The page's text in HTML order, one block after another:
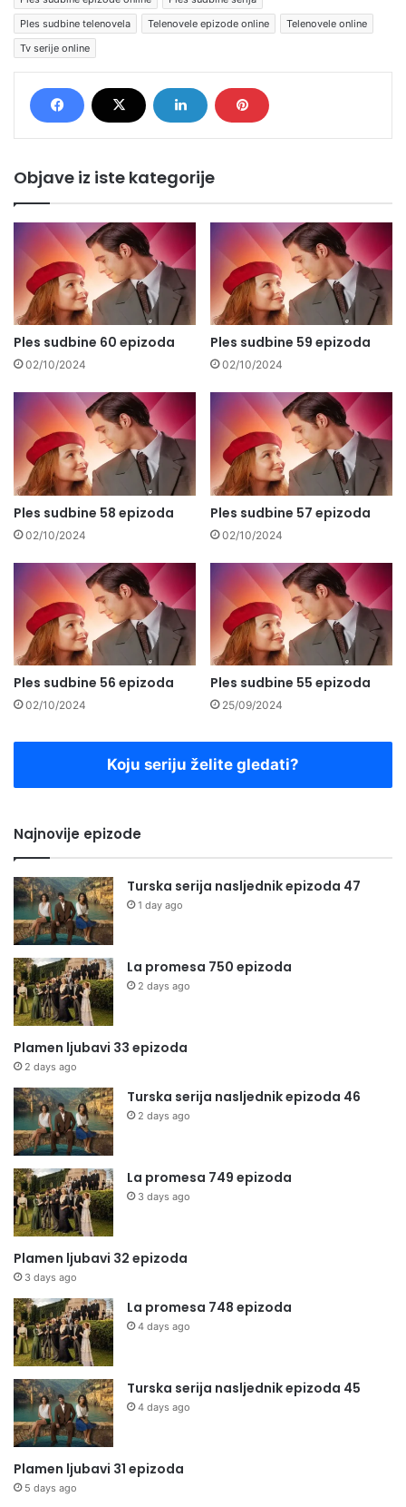
Ples sudbine telenovela
Telenovele epizode online
Telenovele online
Tv serije online
Objave iz iste kategorije
Ples sudbine 60 epizoda
02/10/2024
Ples sudbine 59 epizoda
02/10/2024
Ples sudbine 58 epizoda
02/10/2024
Ples sudbine 57 epizoda
02/10/2024
Ples sudbine 56 epizoda
02/10/2024
Ples sudbine 55 epizoda
25/09/2024
Koju seriju želite gledati?
Najnovije epizode
Turska serija nasljednik epizoda 47
1 day ago
La promesa 750 epizoda
2 days ago
Plamen ljubavi 33 epizoda
2 days ago
Turska serija nasljednik epizoda 46
2 days ago
La promesa 749 epizoda
3 days ago
Plamen ljubavi 32 epizoda
3 days ago
La promesa 748 epizoda
4 days ago
Turska serija nasljednik epizoda 45
4 days ago
Plamen ljubavi 31 epizoda
5 days ago